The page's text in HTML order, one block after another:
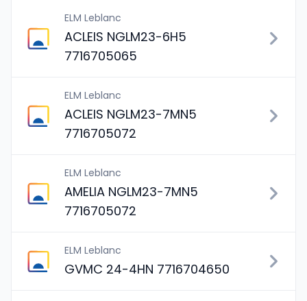
ELM Leblanc
ACLEIS NGLM23-6H5
7716705065
ELM Leblanc
ACLEIS NGLM23-7MN5
7716705072
ELM Leblanc
AMELIA NGLM23-7MN5
7716705072
ELM Leblanc
GVMC 24-4HN 7716704650